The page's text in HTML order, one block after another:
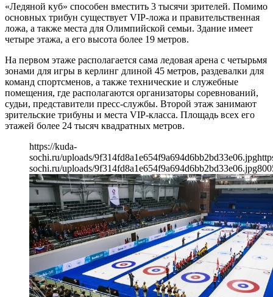
«Ледяной куб» способен вместить 3 тысячи зрителей. Помимо
основных трибун существует VIP-ложа и правительственная
ложа, а также места для Олимпийской семьи. Здание имеет
четыре этажа, а его высота более 19 метров.
На первом этаже располагается сама ледовая арена с четырьмя
зонами для игры в керлинг длиной 45 метров, раздевалки для
команд спортсменов, а также технические и служебные
помещения, где располагаются организаторы соревнований,
судьи, представители пресс-службы. Второй этаж занимают
зрительские трибуны и места VIP-класса. Площадь всех его
этажей более 24 тысяч квадратных метров.
https://kuda-
sochi.ru/uploads/9f314fd8a1e654f9a694d6bb2bd33e06.jpg
sochi.ru/uploads/9f314fd8a1e654f9a694d6bb2bd33e06.jpg800